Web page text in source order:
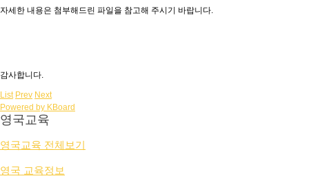
자세한 내용은 첨부해드린 파일을 참고해 주시기 바랍니다.
감사합니다.
List Prev Next
Powered by KBoard
영국교육
영국교육 전체보기
영국 교육정보